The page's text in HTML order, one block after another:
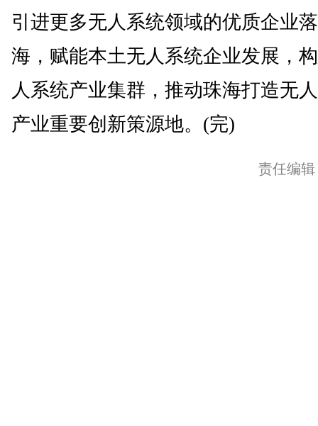
引进更多无人系统领域的优质企业
海，赋能本土无人系统企业发展，
人系统产业集群，推动珠海打造无
产业重要创新策源地。(完)
责任编